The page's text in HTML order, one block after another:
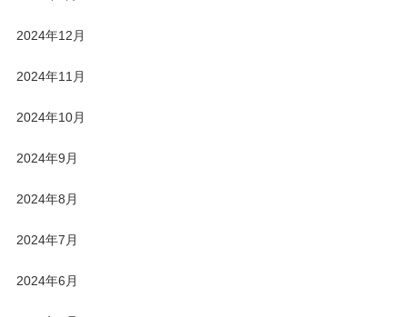
2024年12月
2024年11月
2024年10月
2024年9月
2024年8月
2024年7月
2024年6月